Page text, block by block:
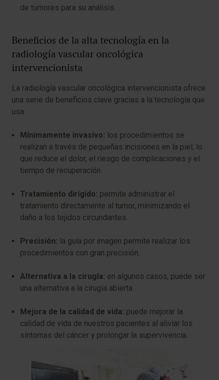
de tumores para su análisis.
Beneficios de la alta tecnología en la
radiología vascular oncológica
intervencionista
La radiología vascular oncológica intervencionista ofrece
una serie de beneficios clave gracias a la tecnología que
usa:
Mínimamente invasivo: los procedimientos se
realizan a través de pequeñas incisiones en la piel, lo
que reduce el dolor, el riesgo de complicaciones y el
tiempo de recuperación.
Tratamiento dirigido: permite administrar el
tratamiento directamente al tumor, minimizando el
daño a los tejidos circundantes.
Precisión: la guía por imagen permite realizar los
procedimientos con gran precisión.
Alternativa a la cirugía: en algunos casos, puede ser
una alternativa a la cirugía abierta.
Mejora de la calidad de vida: puede mejorar la
calidad de vida de nuestros pacientes al aliviar los
síntomas del cáncer y prolongar la supervivencia.